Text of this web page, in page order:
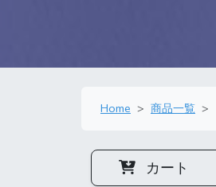
Home 商品一覧
カート